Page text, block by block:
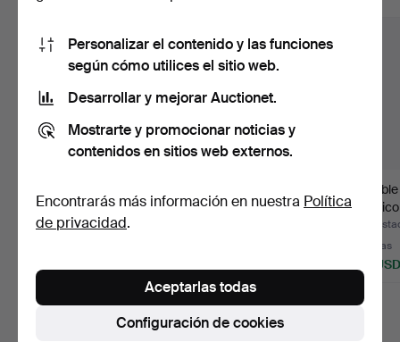
expositores en madera
cont…
Subastado 31 jul 2026
contrachapada lacada
2 pujas
93 USD
Personalizar el contenido y las funciones
según cómo utilices el sitio web.
Desarrollar y mejorar Auctionet.
Mostrarte y promocionar noticias y
contenidos en sitios web externos.
Encontrarás más información en nuestra Política
de privacidad.
Configuración de cookies
Aceptarlas todas